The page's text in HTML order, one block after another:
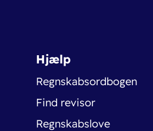
Hjælp
Regnskabsordbogen
Find revisor
Regnskabslove